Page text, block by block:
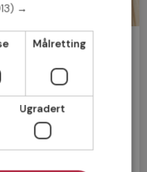
Kvinne
→
Målretting
Ugradert